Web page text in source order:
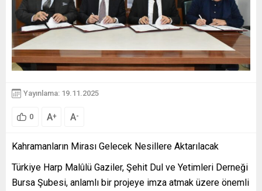
Yayınlama: 19.11.2025
0 A+ A-
Kahramanların Mirası Gelecek Nesillere Aktarılacak
Türkiye Harp Malûlü Gaziler, Şehit Dul ve Yetimleri Derneği
Bursa Şubesi, anlamlı bir projeye imza atmak üzere önemli